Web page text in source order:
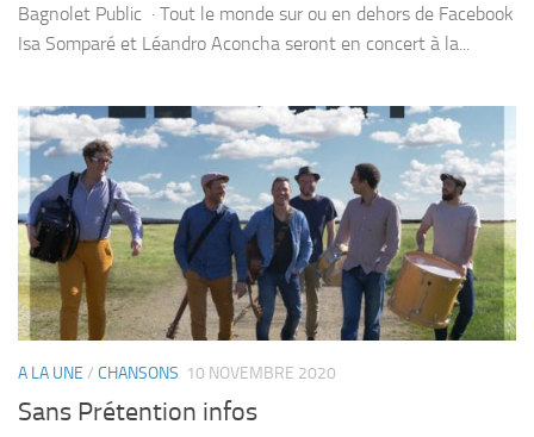
Bagnolet Public · Tout le monde sur ou en dehors de Facebook
Isa Somparé et Léandro Aconcha seront en concert à la...
A LA UNE / CHANSONS 10 NOVEMBRE 2020
Sans Prétention infos